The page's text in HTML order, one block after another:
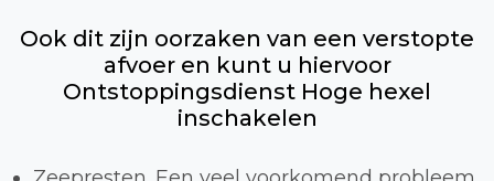
Ook dit zijn oorzaken van een verstopte
afvoer en kunt u hiervoor
Ontstoppingsdienst Hoge hexel
inschakelen